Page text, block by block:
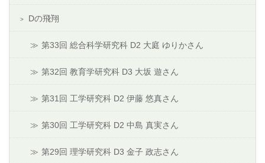
Dの飛翔
第33回 総合科学研究科 D2 大庭 ゆりかさん
第32回 教育学研究科 D3 大坂 遊さん
第31回 工学研究科 D2 伊藤 悠真さん
第30回 工学研究科 D2 中島 真実さん
第29回 理学研究科 D3 金子 政志さん